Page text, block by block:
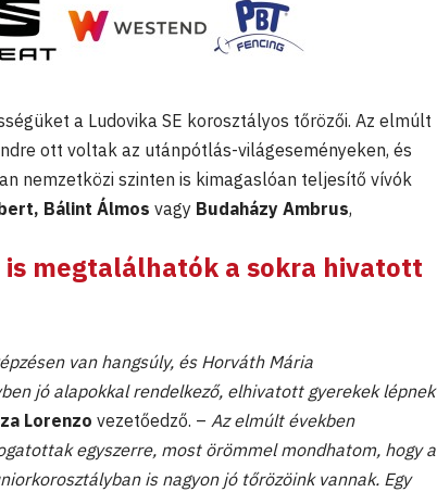
a Ludovika SE korosztályos tőrözői. Az elmúlt
ott voltak az utánpótlás-világeseményeken, és
nemzetközi szinten is kimagaslóan teljesítő vívók
Bálint Álmos vagy Budaházy Ambrus,
megtalálhatók a sokra hivatott
van hangsúly, és Horváth Mária
jó alapokkal rendelkező, elhivatott gyerekek lépnek
Lorenzo vezetőedző. – Az elmúlt években
egyszerre, most örömmel mondhatom, hogy a
is nagyon jó tőrözöink vannak. Egy